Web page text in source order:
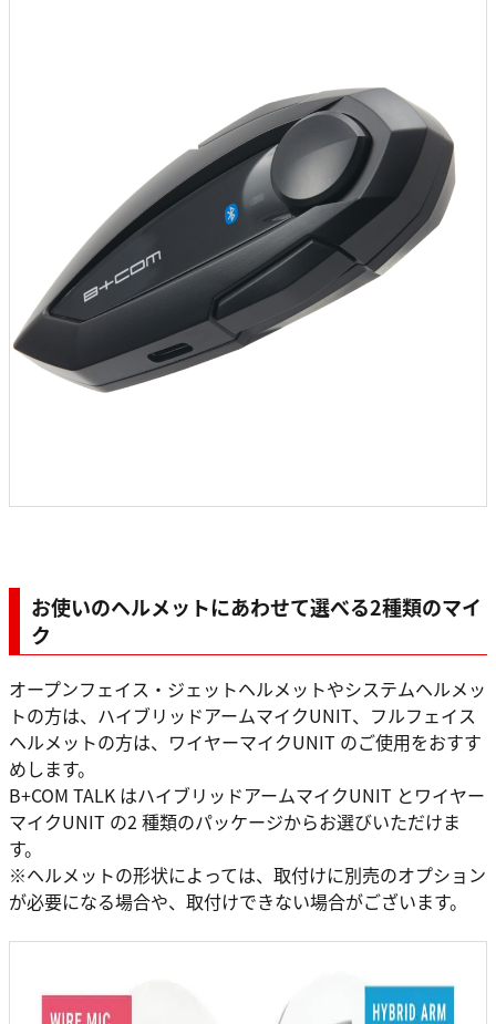
お使いのヘルメットにあわせて選べる2種類のマイ
ク
オープンフェイス・ジェットヘルメットやシステムヘルメッ
トの方は、ハイブリッドアームマイクUNIT、フルフェイス
ヘルメットの方は、ワイヤーマイクUNIT のご使用をおすす
めします。
B+COM TALK はハイブリッドアームマイクUNIT とワイヤー
マイクUNIT の2 種類のパッケージからお選びいただけま
す。
※ヘルメットの形状によっては、取付けに別売のオプション
が必要になる場合や、取付けできない場合がございます。